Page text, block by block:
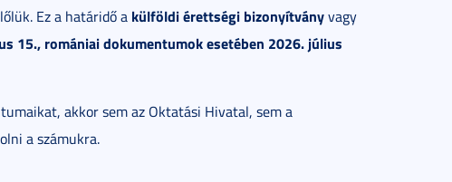
Ez a határidő a külföldi érettségi bizonyítványvagy
15., romániai dokumentumok esetében 2026. július
akkor sem az Oktatási Hivatal, sem a
a számukra.